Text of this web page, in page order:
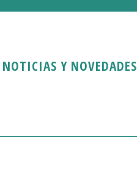
NOTICIAS Y NOVEDADES